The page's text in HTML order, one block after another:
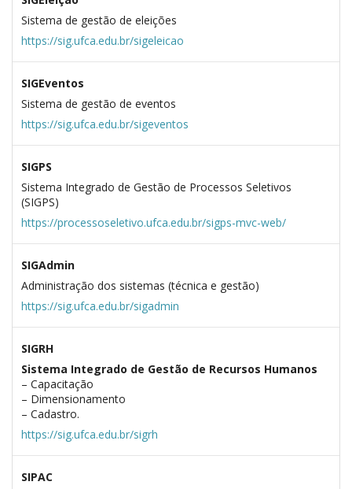
Sistema de gestão de eleições
https://sig.ufca.edu.br/sigeleicao
SIGEventos
Sistema de gestão de eventos
https://sig.ufca.edu.br/sigeventos
SIGPS
Sistema Integrado de Gestão de Processos Seletivos
(SIGPS)
https://processoseletivo.ufca.edu.br/sigps-mvc-web/
SIGAdmin
Administração dos sistemas (técnica e gestão)
https://sig.ufca.edu.br/sigadmin
SIGRH
Sistema Integrado de Gestão de Recursos Humanos
– Capacitação
– Dimensionamento
– Cadastro.
https://sig.ufca.edu.br/sigrh
SIPAC